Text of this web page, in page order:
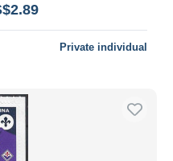
Private individual